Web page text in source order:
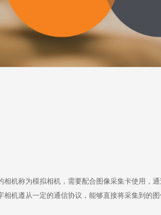
相机称为模拟相机，需要配合图像采集卡使用，
机遵从一定的通信协议，能够直接将采集到的